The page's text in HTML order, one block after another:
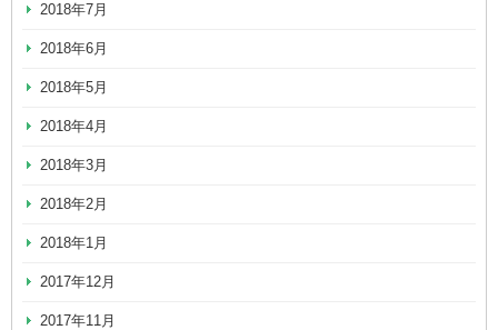
2018年7月
2018年6月
2018年5月
2018年4月
2018年3月
2018年2月
2018年1月
2017年12月
2017年11月